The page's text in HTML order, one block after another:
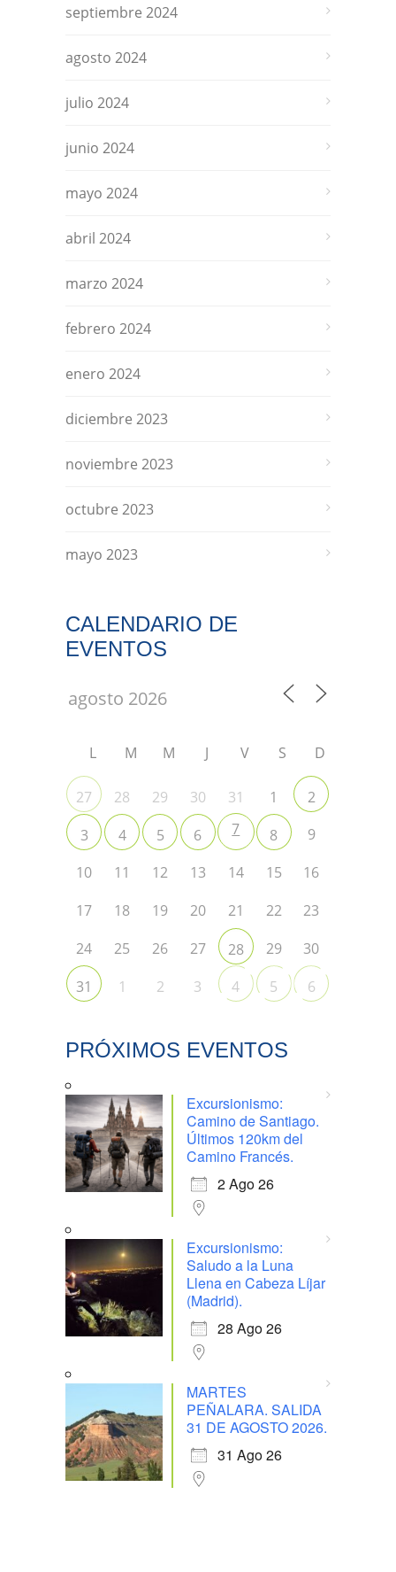
septiembre 2024
agosto 2024
julio 2024
junio 2024
mayo 2024
abril 2024
marzo 2024
febrero 2024
enero 2024
diciembre 2023
noviembre 2023
octubre 2023
mayo 2023
CALENDARIO DE
EVENTOS
L M M J V S D
27 28 29 30 31 1
2
3
4 5 6 7 8
9
10
11 12 13 14 15
16
17
18 19 20 21 22
23
24
25 26 27 28 29
30
31
1 2 3 4 5 6
PRÓXIMOS EVENTOS
Excursionismo:
Camino de Santiago.
Últimos 120km del
Camino Francés.
2 Ago 26
Excursionismo:
Saludo a la Luna
Llena en Cabeza Líjar
(Madrid).
28 Ago 26
MARTES
PEÑALARA. SALIDA
31 DE AGOSTO 2026.
31 Ago 26